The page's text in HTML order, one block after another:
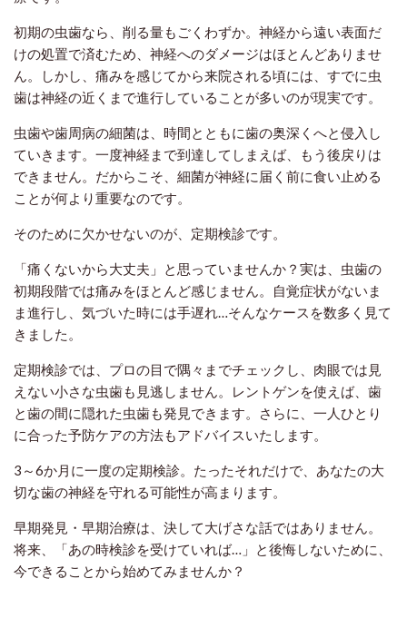
初期の虫歯なら、削る量もごくわずか。神経から遠い表面だ
けの処置で済むため、神経へのダメージはほとんどありませ
ん。しかし、痛みを感じてから来院される頃には、すでに虫
歯は神経の近くまで進行していることが多いのが現実です。
虫歯や歯周病の細菌は、時間とともに歯の奥深くへと侵入し
ていきます。一度神経まで到達してしまえば、もう後戻りは
できません。だからこそ、細菌が神経に届く前に食い止める
ことが何より重要なのです。
そのために欠かせないのが、定期検診です。
「痛くないから大丈夫」と思っていませんか？実は、虫歯の
初期段階では痛みをほとんど感じません。自覚症状がないま
ま進行し、気づいた時には手遅れ…そんなケースを数多く見て
きました。
定期検診では、プロの目で隅々までチェックし、肉眼では見
えない小さな虫歯も見逃しません。レントゲンを使えば、歯
と歯の間に隠れた虫歯も発見できます。さらに、一人ひとり
に合った予防ケアの方法もアドバイスいたします。
3～6か月に一度の定期検診。たったそれだけで、あなたの大
切な歯の神経を守れる可能性が高まります。
早期発見・早期治療は、決して大げさな話ではありません。
将来、「あの時検診を受けていれば…」と後悔しないために、
今できることから始めてみませんか？